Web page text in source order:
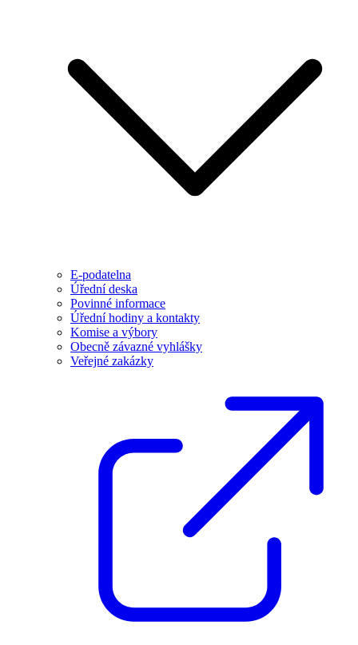
E-podatelna
Úřední deska
Povinné informace
Úřední hodiny a kontakty
Komise a výbory
Obecně závazné vyhlášky
Veřejné zakázky